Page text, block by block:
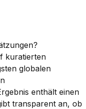
kuratierten
globalen
enthält einen
transparent an, ob